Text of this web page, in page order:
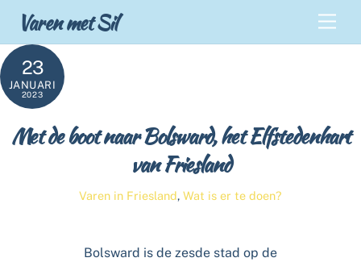
content
Varen met Sil
23
JANUARI
2023
Met de boot naar Bolsward, het Elfstedenhart
van Friesland
Varen in Friesland, Wat is er te doen?
Bolsward is de zesde stad op de